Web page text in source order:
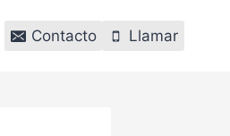
Contacto Llamar